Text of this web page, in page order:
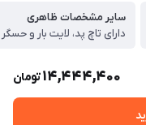
سایر مشخصات ظاهری
14,444,400تومان